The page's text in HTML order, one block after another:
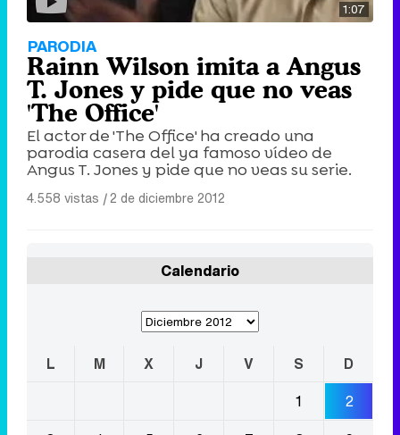
1:07
PARODIA
Rainn Wilson imita a Angus
T. Jones y pide que no veas
'The Office'
El actor de 'The Office' ha creado una
parodia casera del ya famoso vídeo de
Angus T. Jones y pide que no veas su serie.
4.558 vistas |2 de diciembre 2012
Calendario
L M X J V S
D
1
2